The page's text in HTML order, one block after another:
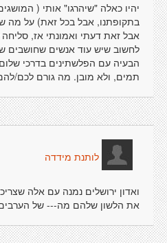
יהיו כאלה "שיהרגו" אותי (
בתקופתנו, אבל בכל זאת) על מה
אבל זאת דעתי ואמונתי אז,
לחשוב שיש עוד אנשים שחושבים
הבעיה עם הפלשתינים בדרכי
תמים, ולא מובן. מה גורם לכם/
לותנת מידדה
ואדון ירושלים נמנה עם אלה
את הלשון שלהם מה--- של